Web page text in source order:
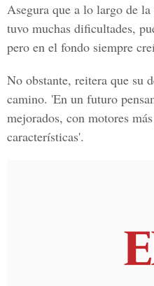
Asegura que a lo largo de
tuvo muchas dificultades,
pero en el fondo siempre
No obstante, reitera que su
camino. 'En un futuro
mejorados, con motores
características'.